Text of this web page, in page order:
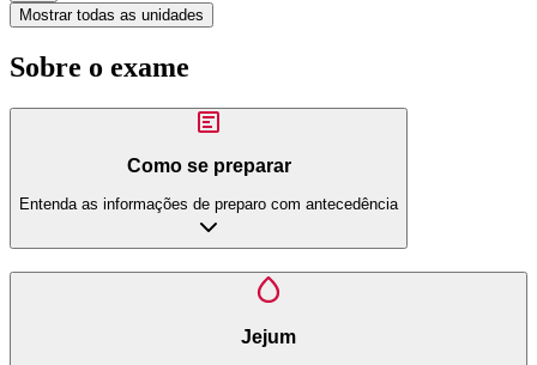
Mostrar todas as unidades
Sobre o exame
Como se preparar
Entenda as informações de preparo com antecedência
Jejum